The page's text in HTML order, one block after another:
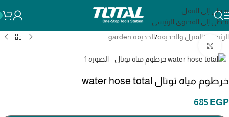
تخطي إلى التنقل
تخطي إلى المحتوى الرئيسي
الرئيسية /المنزل والحديقه/الحديقه garden
خرطوم مياه توتال water hose total
685 EGP